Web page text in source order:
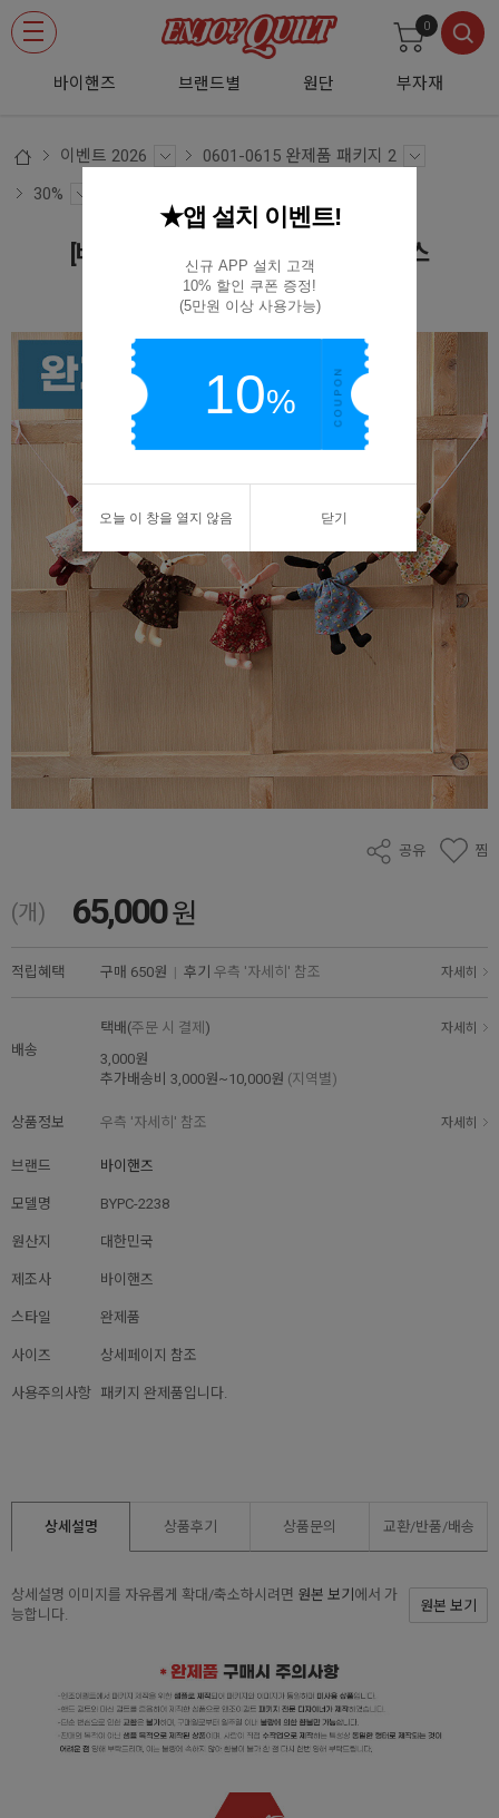
바이핸즈 브랜드별 원단 부자재
0
이벤트 2026
0601-0615 완제품 패키지 2
30%
[바이핸즈] 퀼트완제품 소품 - 토끼 리스
BYPC-2238
공유 찜
(개) 65,000원
적립혜택 구매 650원 | 후기 우측 '자세히' 참조 자세히
배송
택배(주문 시 결제 ) 자세히
3,000원
추가배송비 3,000원~10,000원 (지역별)
상품정보 우측 '자세히' 참조 자세히
브랜드 바이핸즈
모델명 BYPC-2238
원산지 대한민국
제조사 바이핸즈
스타일 완제품
사이즈 상세페이지 참조
사용주의사항 패키지 완제품입니다.
상세설명 상품후기 상품문의 교환/반품/배송
상세설명 이미지를 자유롭게 확대/축소하시려면 원본 보기 에서 가
능합니다.
원본 보기
★앱 설치 이벤트!
신규 APP 설치 고객
10% 할인 쿠폰 증정!
(5만원 이상 사용가능)
10%
오늘 이 창을 열지 않음 닫기